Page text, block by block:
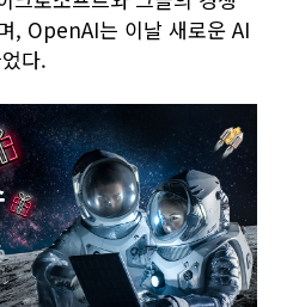
, OpenAI는 이날 새로운 AI
다.